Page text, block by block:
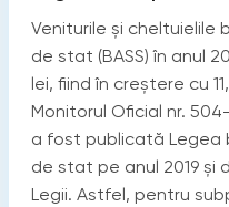
Veniturile și cheltuielile
de stat (BASS) în anul
lei, fiind în creștere cu
Monitorul Oficial nr.
a fost publicată Legea
de stat pe anul 2019 și
Legii. Astfel, pentru